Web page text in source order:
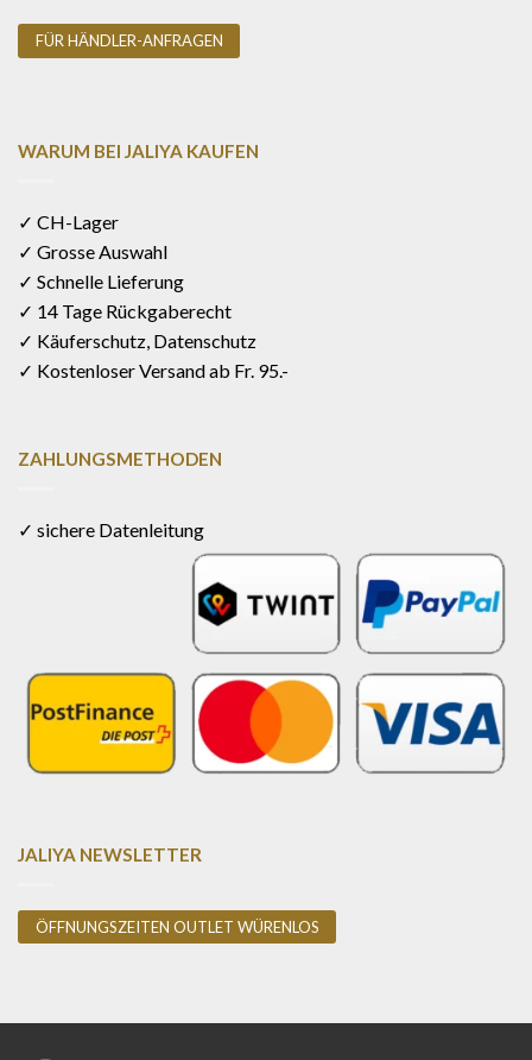
FÜR HÄNDLER-ANFRAGEN
WARUM BEI JALIYA KAUFEN
✓ CH-Lager
✓ Grosse Auswahl
✓ Schnelle Lieferung
✓ 14 Tage Rückgaberecht
✓ Käuferschutz, Datenschutz
✓ Kostenloser Versand ab Fr. 95.-
ZAHLUNGSMETHODEN
✓ sichere Datenleitung
JALIYA NEWSLETTER
ÖFFNUNGSZEITEN OUTLET WÜRENLOS